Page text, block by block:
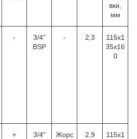
вки,
мм
-
3/4"
BSP
- 2,3
115х1
35х16
0
+
3/4"
Жорс
2,9
115х1